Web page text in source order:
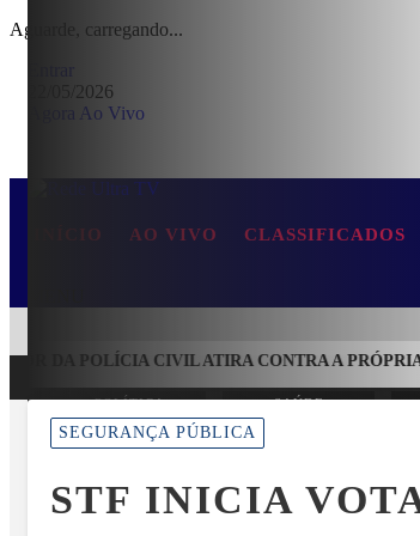
Aguarde, carregando...
22/05/2026
Agora Ao Vivo
INÍCIO AO VIVO CLASSIFICADOS
DA POLÍCIA CIVIL ATIRA CONTRA A PRÓPRIA
EM ALTA
POLÍTICA SAÚDE
SEGURANÇA PÚBLICA
STF INICIA